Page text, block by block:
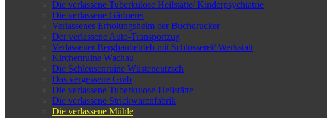
Die verlassene Tuberkulose Heilstätte/ Kinderpsychiatrie
Die verlassene Gärtnerei
Verlassenes Erholungsheim der Buchdrucker
Der verlassene Auto-Transportzug
Verlassener Bergbaubetrieb mit Schlosserei/ Werkstatt
Kirchenruine Wachau
Die Schleusenruine Wüsteneutzsch
Das vergessene Grab
Die verlassene Tuberkulose-Heilstätte
Die verlassene Strickwarenfabrik
Die verlassene Mühle